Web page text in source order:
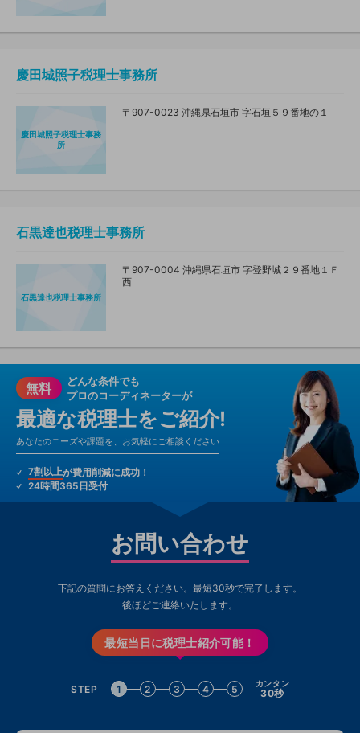
慶田城照子税理士事務所
慶田城照子税理士事務
所
〒907-0023 沖縄県石垣市 字石垣５９番地の１
石黒達也税理士事務所
石黒達也税理士事務所
〒907-0004 沖縄県石垣市 字登野城２９番地１Ｆ
西
無料
どんな条件でも
プロのコーディネーターが
最適な税理士をご紹介!
あなたのニーズや課題を、お気軽にご相談ください
7割以上が費用削減に成功！
24時間365日受付
お問い合わせ
下記の質問にお答えください。最短30秒で完了します。
後ほどご連絡いたします。
最短当日に税理士紹介可能！
STEP 1 2 3 4 5 カンタン
30秒